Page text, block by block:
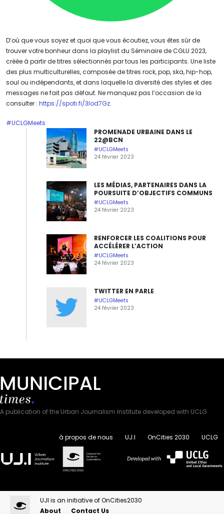
D’où que vous soyez et quoi que vous écoutiez, vous êtes sûr de
trouver votre bonheur dans la playlist du Séminaire de CGLU 2023,
créée à partir de titres sélectionnés par tous les participants. Une liste
des plus multiculturelles, composée de titres rock, pop, ska, hip-hop,
soul ou indépendants, et dans laquelle la diversité des styles et des
messages ne fait pas défaut. Ne manquez pas l’occasion de la
consulter : https://spoti.fi/3Iod7Gz.
#UCLGMeets
PROMENADE URBAINE DANS LE
22@BCN
#UCLGMeets
24 février 2023
LES MÉDIAS, PARTENAIRES DANS LA
POURSUITE D’OBJECTIFS COMMUNS
#UCLGMeets
24 février 2023
RENFORCER LES COALITIONS POUR
ACCÉLÉRER L’ACTION
#UCLGMeets
24 février 2023
TWITTER EN PARLE
#UCLGMeets
24 février 2023
A publication of the Urban Journalism Institute developed with UCLG.
à propos de nous UJ.I OnCities 2030 UCLG
UJI is an initiative of OnCities2030
About
Contact Us